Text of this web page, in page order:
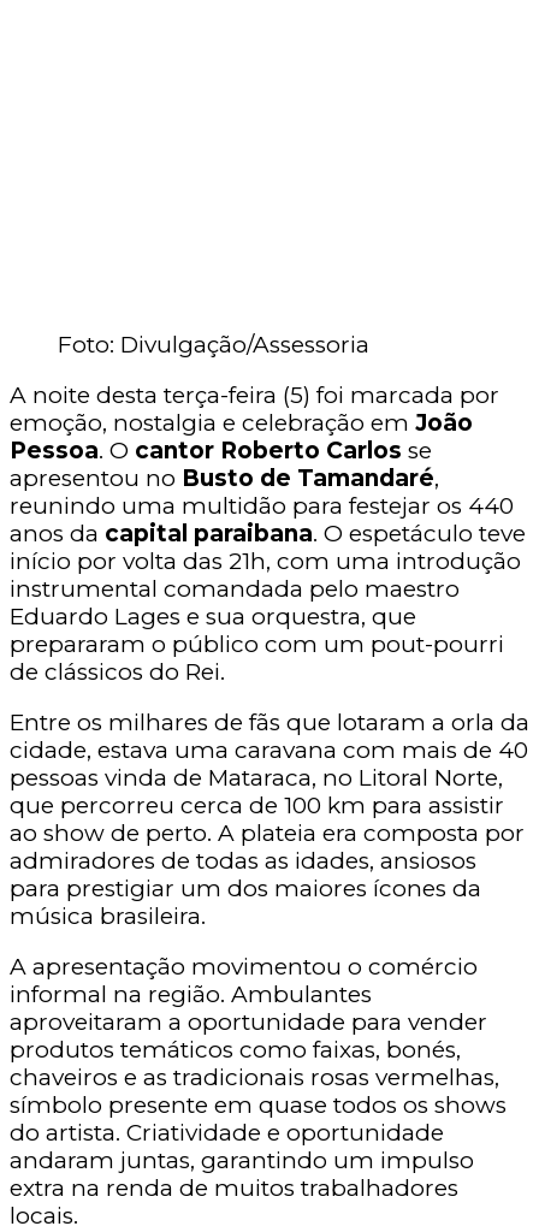
Foto: Divulgação/Assessoria
A noite desta terça-feira (5) foi marcada por
emoção, nostalgia e celebração em João
Pessoa. O cantor Roberto Carlos se
apresentou no Busto de Tamandaré,
reunindo uma multidão para festejar os 440
anos da capital paraibana. O espetáculo teve
início por volta das 21h, com uma introdução
instrumental comandada pelo maestro
Eduardo Lages e sua orquestra, que
prepararam o público com um pout-pourri
de clássicos do Rei.
Entre os milhares de fãs que lotaram a orla da
cidade, estava uma caravana com mais de 40
pessoas vinda de Mataraca, no Litoral Norte,
que percorreu cerca de 100 km para assistir
ao show de perto. A plateia era composta por
admiradores de todas as idades, ansiosos
para prestigiar um dos maiores ícones da
música brasileira.
A apresentação movimentou o comércio
informal na região. Ambulantes
aproveitaram a oportunidade para vender
produtos temáticos como faixas, bonés,
chaveiros e as tradicionais rosas vermelhas,
símbolo presente em quase todos os shows
do artista. Criatividade e oportunidade
andaram juntas, garantindo um impulso
extra na renda de muitos trabalhadores
locais.